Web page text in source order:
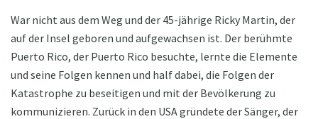
War nicht aus dem Weg und der 45-jährige Ricky Martin, der
auf der Insel geboren und aufgewachsen ist. Der berühmte
Puerto Rico, der Puerto Rico besuchte, lernte die Elemente
und seine Folgen kennen und half dabei, die Folgen der
Katastrophe zu beseitigen und mit der Bevölkerung zu
kommunizieren. Zurück in den USA gründete der Sänger, der